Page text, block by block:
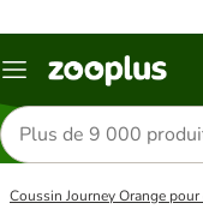
Menu
Rechercher
des
produits
Coussin Journey Orange pour